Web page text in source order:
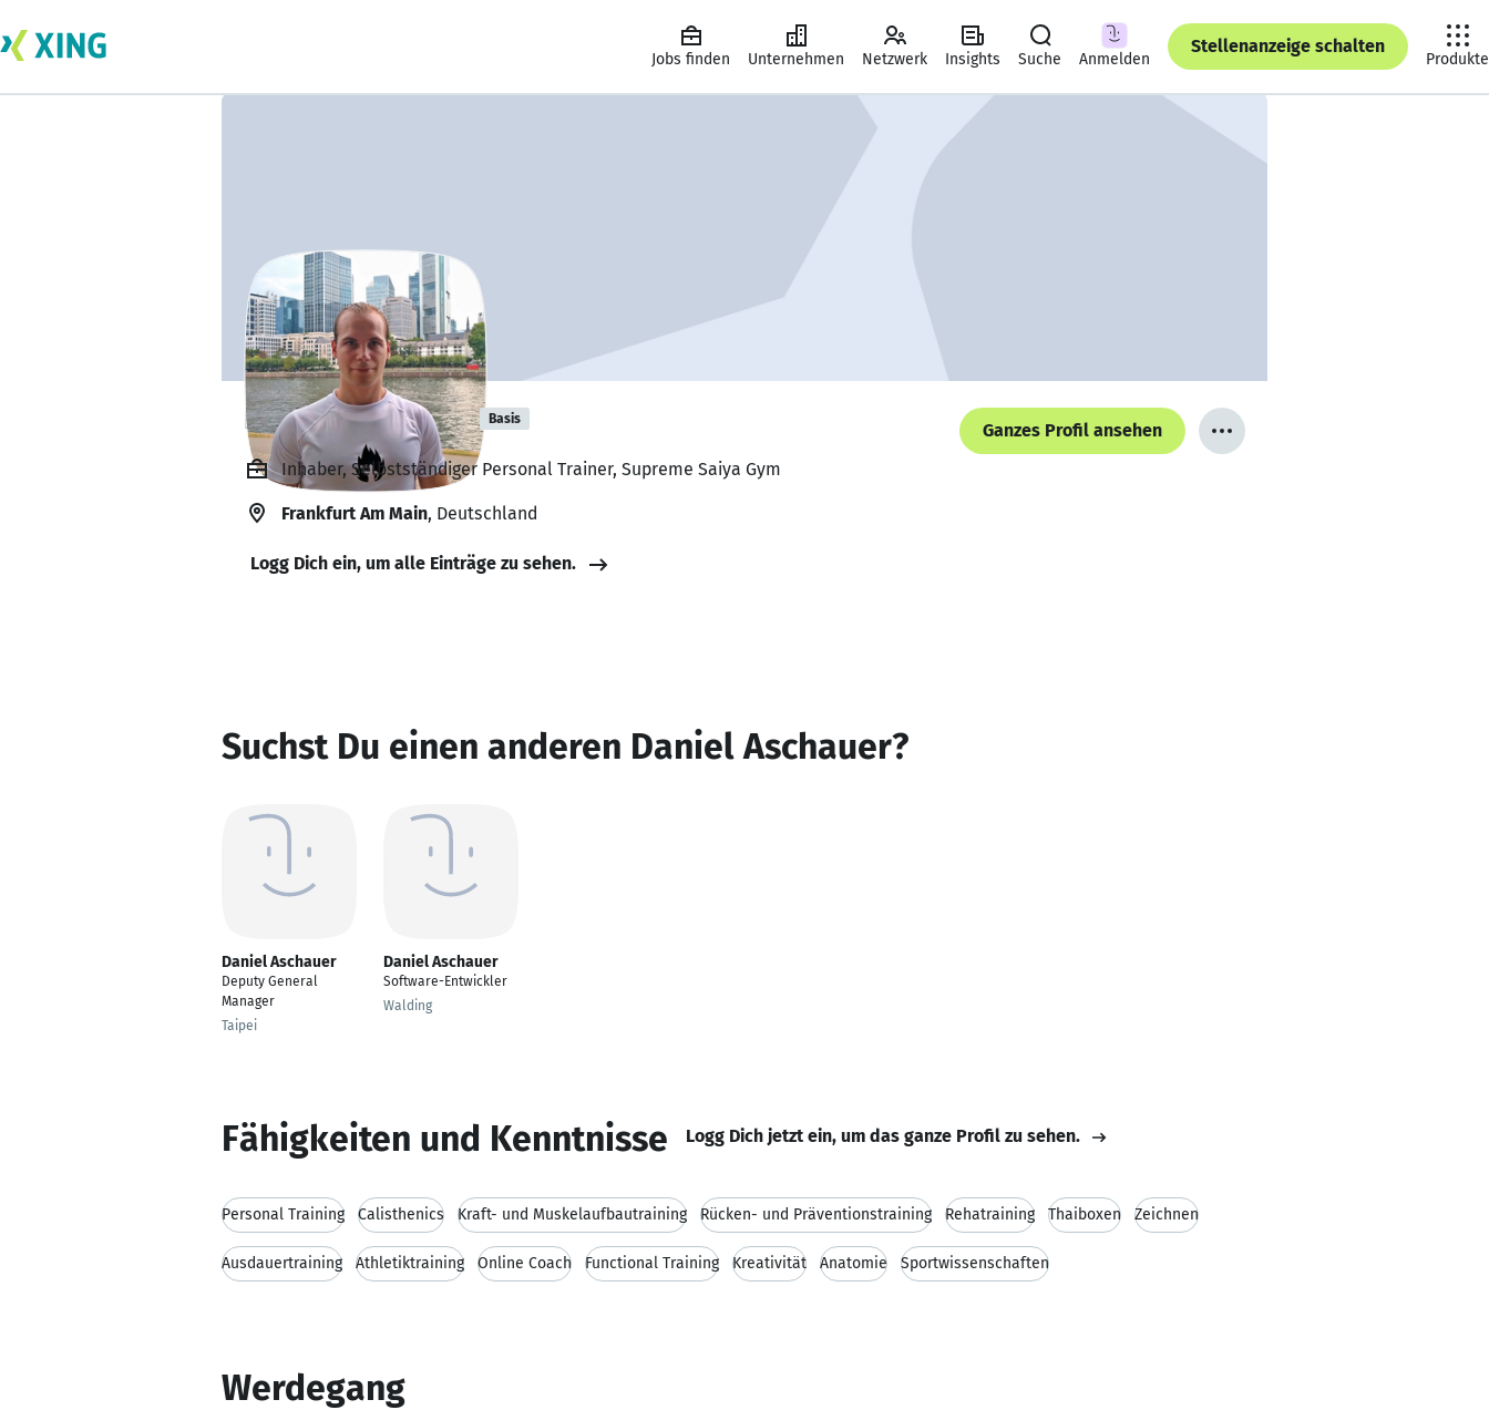
Jobs finden Unternehmen Netzwerk Insights Suche Anmelden
Stellenanzeige schalten
Produkte
Daniel Aschauer Basis
Ganzes Profil ansehen
Inhaber, Selbstständiger Personal Trainer, Supreme Saiya Gym
Frankfurt Am Main, Deutschland
Logg Dich ein, um alle Einträge zu sehen.
Suchst Du einen anderen Daniel Aschauer?
Daniel Aschauer
Deputy General
Manager
Taipei
Daniel Aschauer
Software-Entwickler
Walding
Fähigkeiten und Kenntnisse Logg Dich jetzt ein, um das ganze Profil zu sehen.
Personal Training Calisthenics Kraft- und Muskelaufbautraining Rücken- und Präventionstraining Rehatraining Thaiboxen Zeichnen
Ausdauertraining Athletiktraining Online Coach Functional Training Kreativität Anatomie Sportwissenschaften
Werdegang